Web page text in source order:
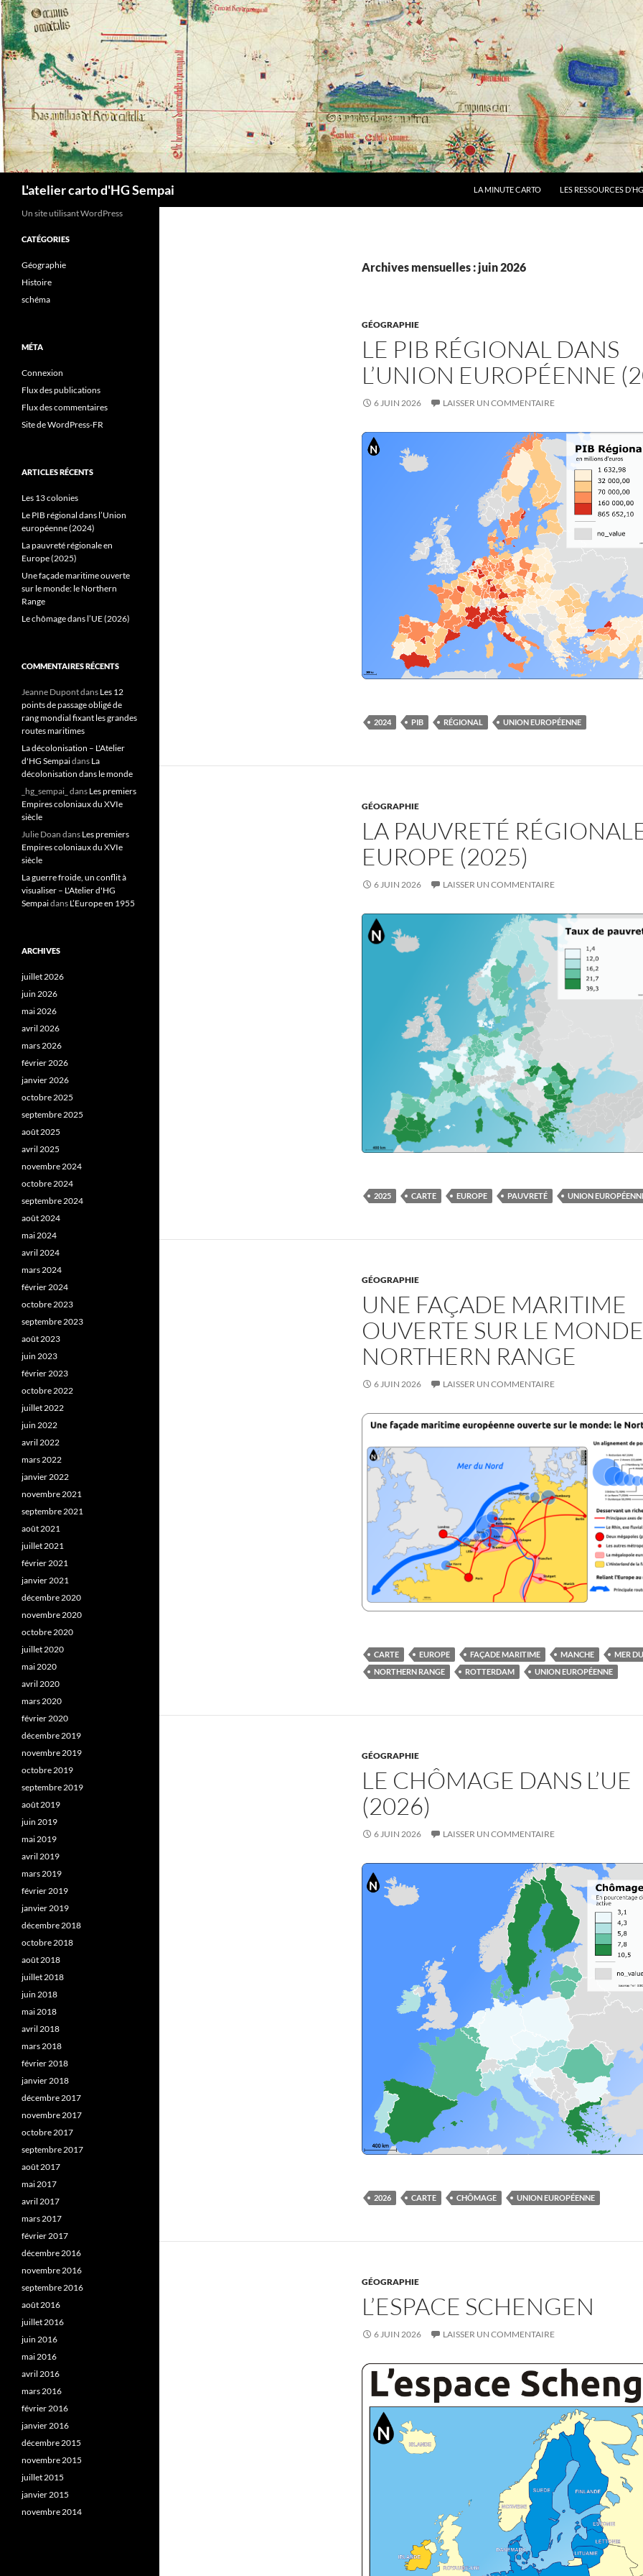
Aller
au
contenu
L'atelier carto d'HG Sempai LA MINUTE CARTO LES RESSOURCES
Archives mensuelles : juin 2026
GÉOGRAPHIE
LE PIB RÉGIONAL DANS
L’UNION EUROPÉENNE
6 JUIN 2026 LAISSER UN COMMENTAIRE
2024 PIB RÉGIONAL UNION EUROPÉENNE
GÉOGRAPHIE
LA PAUVRETÉ
EUROPE (2025)
6 JUIN 2026 LAISSER UN COMMENTAIRE
2025 CARTE EUROPE PAUVRETÉ UNION
GÉOGRAPHIE
UNE FAÇADE MARITIME
OUVERTE SUR LE
NORTHERN RANGE
6 JUIN 2026 LAISSER UN COMMENTAIRE
CARTE EUROPE FAÇADE MARITIME MANCHE
MER
NORTHERN RANGE
ROTTERDAM UNION EUROPÉENNE
GÉOGRAPHIE
LE CHÔMAGE DANS L’UE
(2026)
6 JUIN 2026 LAISSER UN COMMENTAIRE
2026 CARTE CHÔMAGE UNION EUROPÉENNE
GÉOGRAPHIE
L’ESPACE SCHENGEN
6 JUIN 2026 LAISSER UN COMMENTAIRE
Un site utilisant WordPress
CATÉGORIES
Géographie
Histoire
schéma
MÉTA
Connexion
Flux des publications
Flux des commentaires
Site de WordPress-FR
ARTICLES RÉCENTS
Les 13 colonies
Le PIB régional dans l’Union
européenne (2024)
La pauvreté régionale en
Europe (2025)
Une façade maritime ouverte
sur le monde: le Northern
Range
Le chômage dans l’UE (2026)
COMMENTAIRES RÉCENTS
Jeanne Dupontdans Les 12
points de passage obligé de
rang mondial fixant les grandes
routes maritimes
La décolonisation – L'Atelier
d'HG Sempaidans La
décolonisation dans le monde
_hg_sempai_ dans Les premiers
Empires coloniaux du XVIe
siècle
Julie Doan dans Les premiers
Empires coloniaux du XVIe
siècle
La guerre froide, un conflit à
visualiser – L'Atelier d'HG
Sempaidans L’Europe en 1955
ARCHIVES
juillet 2026
juin 2026
mai 2026
avril 2026
mars 2026
février 2026
janvier 2026
octobre 2025
septembre 2025
août 2025
avril 2025
novembre 2024
octobre 2024
septembre 2024
août 2024
mai 2024
avril 2024
mars 2024
février 2024
octobre 2023
septembre 2023
août 2023
juin 2023
février 2023
octobre 2022
juillet 2022
juin 2022
avril 2022
mars 2022
janvier 2022
novembre 2021
septembre 2021
août 2021
juillet 2021
février 2021
janvier 2021
décembre 2020
novembre 2020
octobre 2020
juillet 2020
mai 2020
avril 2020
mars 2020
février 2020
décembre 2019
novembre 2019
octobre 2019
septembre 2019
août 2019
juin 2019
mai 2019
avril 2019
mars 2019
février 2019
janvier 2019
décembre 2018
octobre 2018
août 2018
juillet 2018
juin 2018
mai 2018
avril 2018
mars 2018
février 2018
janvier 2018
décembre 2017
novembre 2017
octobre 2017
septembre 2017
août 2017
mai 2017
avril 2017
mars 2017
février 2017
décembre 2016
novembre 2016
septembre 2016
août 2016
juillet 2016
juin 2016
mai 2016
avril 2016
mars 2016
février 2016
janvier 2016
décembre 2015
novembre 2015
juillet 2015
janvier 2015
novembre 2014